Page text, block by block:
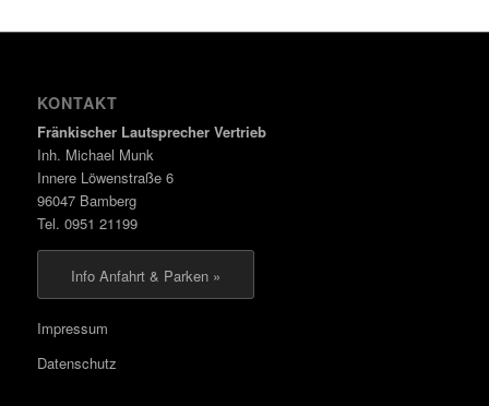
KONTAKT
Fränkischer Lautsprecher Vertrieb
Inh. Michael Munk
Innere Löwenstraße 6
96047 Bamberg
Tel. 0951 21199
Info Anfahrt & Parken »
Impressum
Datenschutz